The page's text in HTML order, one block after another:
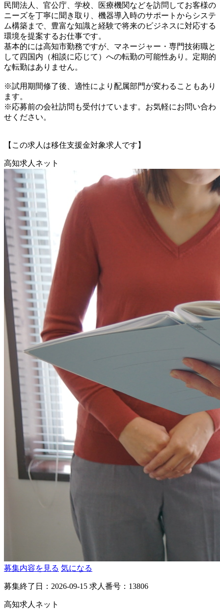
民間法人、官公庁、学校、医療機関などを訪問してお客様の
ニーズを丁寧に聞き取り、機器導入時のサポートからシステ
ム構築まで、豊富な知識と経験で将来のビジネスに対応する
環境を提案するお仕事です。
基本的には高知市勤務ですが、マネージャー・専門技術職と
して四国内（相談に応じて）への転勤の可能性あり。定期的
な転勤はありません。
※試用期間修了後、適性により配属部門が変わることもあり
ます。
※応募前の会社訪問も受付けています。お気軽にお問い合わ
せください。
【この求人は移住支援金対象求人です】
高知求人ネット
募集内容を見る 気になる
募集終了日：2026-09-15 求人番号：13806
高知求人ネット